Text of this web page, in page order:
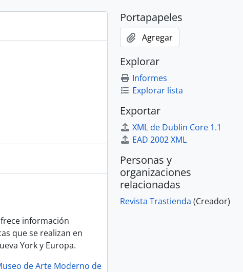
información
que se realizan en
York y Europa.
de Arte Moderno de
Portapapeles
Agregar
Explorar
Informes
Explorar lista
Exportar
XML de Dublin Core 1.1
EAD 2002 XML
Personas y
organizaciones
relacionadas
Revista Trastienda (Creador)